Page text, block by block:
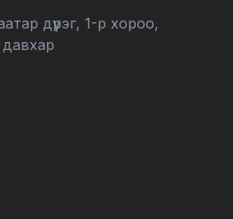
дүүрэг, 1-р хороо,